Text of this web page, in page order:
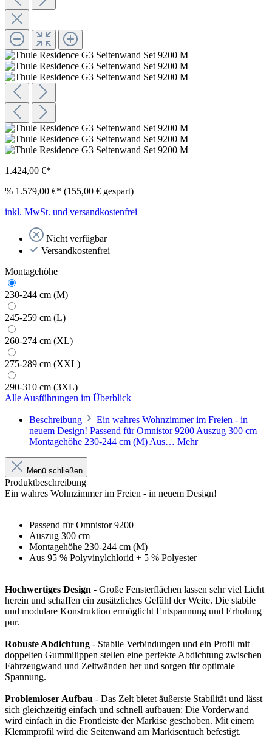
1.424,00 €*
% 1.579,00 €* (155,00 € gespart)
inkl. MwSt. und versandkostenfrei
Nicht verfügbar
Versandkostenfrei
Montagehöhe
230-244 cm (M)
245-259 cm (L)
260-274 cm (XL)
275-289 cm (XXL)
290-310 cm (3XL)
Alle Ausführungen im Überblick
Beschreibung
Ein wahres Wohnzimmer im Freien - in
neuem Design! Passend für Omnistor 9200 Auszug 300 cm
Montagehöhe 230-244 cm (M) Aus… Mehr
Menü schließen
Produktbeschreibung
Ein wahres Wohnzimmer im Freien - in neuem Design!
Passend für Omnistor 9200
Auszug 300 cm
Montagehöhe 230-244 cm (M)
Aus 95 % Polyvinylchlorid + 5 % Polyester
Hochwertiges Design - Große Fensterflächen lassen sehr viel Licht
herein und schaffen ein zusätzliches Gefühl der Weite. Die stabile
und modulare Konstruktion ermöglicht Entspannung und Erholung
pur.
Robuste Abdichtung - Stabile Verbindungen und ein Profil mit
doppelten Gummilippen stellen eine perfekte Abdichtung zwischen
Fahrzeugwand und Zeltwänden her und sorgen für optimale
Spannung.
Problemloser Aufbau - Das Zelt bietet äußerste Stabilität und lässt
sich gleichzeitig einfach und schnell aufbauen: Die Vorderwand
wird einfach in die Frontleiste der Markise geschoben. Mit einem
Klemmprofil wird die Seitenwand am Markisentuch befestigt.